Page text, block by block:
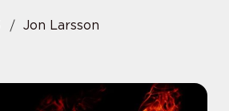
Jon Larsson